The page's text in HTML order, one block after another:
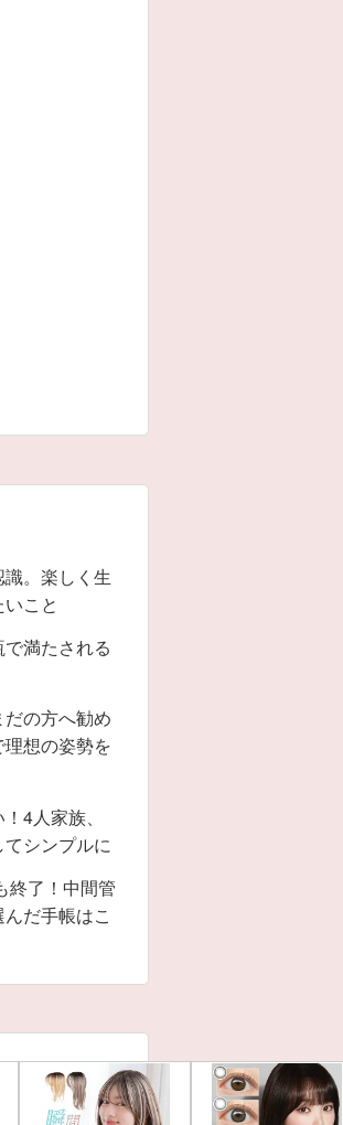
。楽しく生
こと
満たされる
の方へ勧め
想の姿勢を
4人家族、
シンプルに
終了！中間管
だ手帳はこ